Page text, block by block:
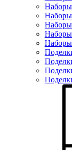
Наборы
Наборы
Наборы
Наборы
Наборы